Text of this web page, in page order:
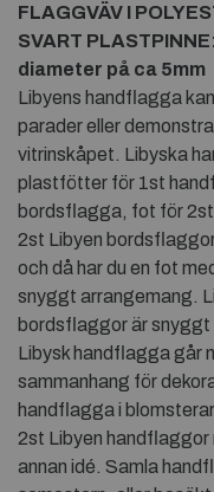
FLAGGVÄV I
SVART
diameter på ca 5mm
Libyens handflagga
parader eller
vitrinskåpet. Libyska
plastfötter för 1st
bordsflagga, fot för
2st Libyen
och då har du en fot
snyggt arrangemang.
bordsflaggor är snyggt
Libysk handflagga går
sammanhang för
handflagga i
2st Libyen handflaggor
annan idé. Samla